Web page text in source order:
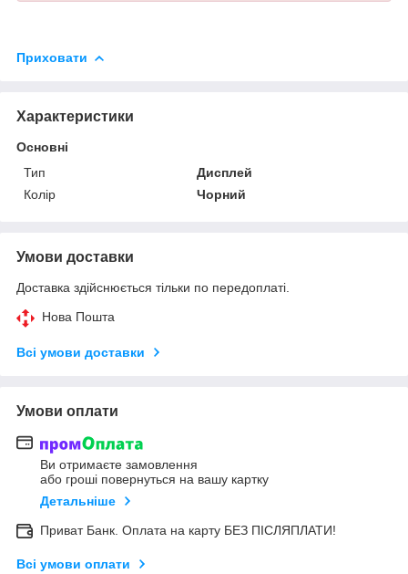
Приховати
Характеристики
Основні
Тип
Дисплей
Колір
Чорний
Умови доставки
Доставка здійснюється тільки по передоплаті.
Нова Пошта
Всі умови доставки
Умови оплати
Ви отримаєте замовлення
або гроші повернуться на вашу картку
Детальніше
Приват Банк. Оплата на карту БЕЗ ПІСЛЯПЛАТИ!
Всі умови оплати